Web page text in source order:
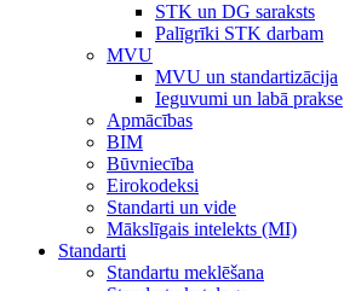
STK un DG saraksts
Palīgrīki STK darbam
MVU
MVU un standartizācija
Ieguvumi un labā prakse
Apmācības
BIM
Būvniecība
Eirokodeksi
Standarti un vide
Mākslīgais intelekts (MI)
Standarti
Standartu meklēšana